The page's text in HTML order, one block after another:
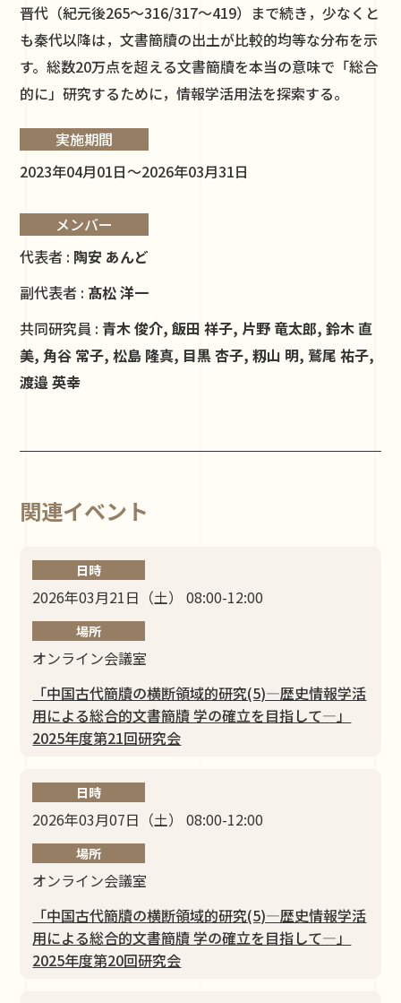
晋代（紀元後265～316/317～419）まで続き，少なくと
も秦代以降は，文書簡牘の出土が比較的均等な分布を示
す。総数20万点を超える文書簡牘を本当の意味で「総合
的に」研究するために，情報学活用法を探索する。
実施期間
2023年04月01日～2026年03月31日
メンバー
代表者 : 陶安 あんど
副代表者 : 髙松 洋一
共同研究員 : 青木 俊介, 飯田 祥子, 片野 竜太郎, 鈴木 直
美, 角谷 常子, 松島 隆真, 目黒 杏子, 籾山 明, 鷲尾 祐子,
渡邉 英幸
関連イベント
日時
2026年03月21日（土） 08:00-12:00
場所
オンライン会議室
「中国古代簡牘の横断領域的研究(5)―歴史情報学活
⽤による総合的⽂書簡牘 学の確⽴を⽬指して―」
2025年度第21回研究会
日時
2026年03月07日（土） 08:00-12:00
場所
オンライン会議室
「中国古代簡牘の横断領域的研究(5)―歴史情報学活
⽤による総合的⽂書簡牘 学の確⽴を⽬指して―」
2025年度第20回研究会